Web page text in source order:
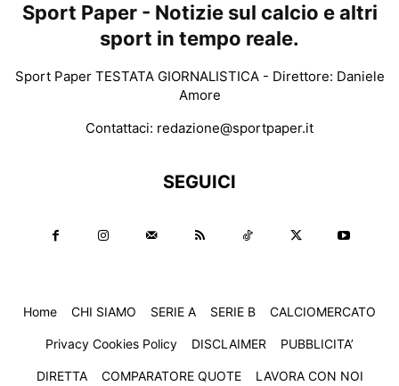
Sport Paper - Notizie sul calcio e altri
sport in tempo reale.
Sport Paper TESTATA GIORNALISTICA - Direttore: Daniele
Amore
Contattaci: redazione@sportpaper.it
SEGUICI
Home CHI SIAMO SERIE A SERIE B CALCIOMERCATO
Privacy Cookies Policy DISCLAIMER PUBBLICITA’
DIRETTA COMPARATORE QUOTE LAVORA CON NOI